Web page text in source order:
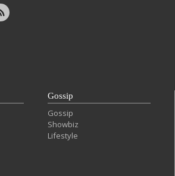
Gossip
Gossip
Showbiz
Lifestyle